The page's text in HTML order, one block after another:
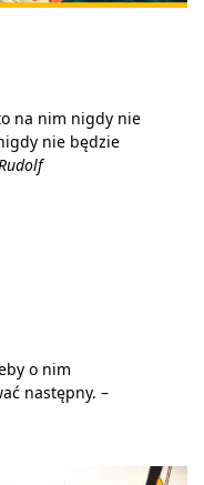
na nim nigdy nie
nie będzie
o nim
następny. –